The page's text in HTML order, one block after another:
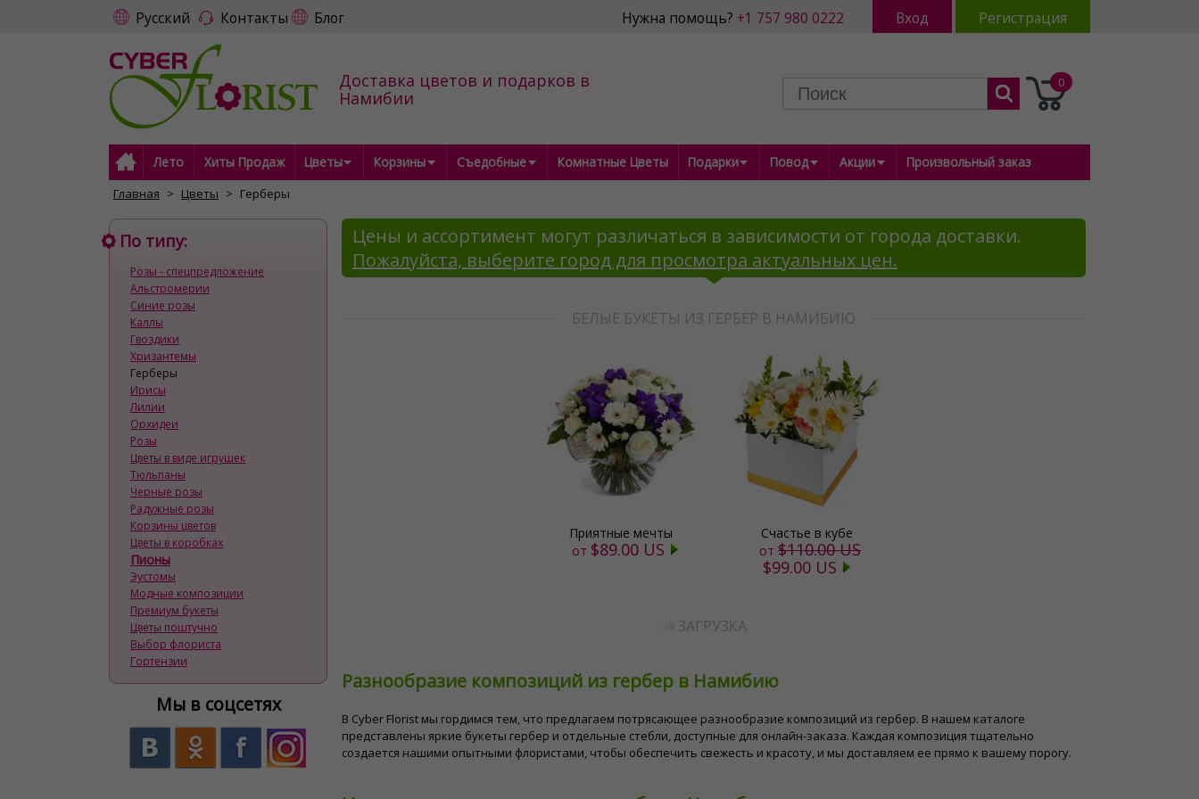
Русский Контакты Блог Нужна помощь? +1 757 980 0222 Вход Регистрация
Доставка цветов и подарков в
Намибии
0
Лето Хиты Продаж Цветы Корзины Съедобные Комнатные Цветы Подарки Повод Акции Произвольный заказ
Главная Цветы Герберы
По типу:
Розы - спецпредложение
Альстромерии
Синие розы
Каллы
Гвоздики
Хризантемы
Герберы
Ирисы
Лилии
Орхидеи
Розы
Цветы в виде игрушек
Тюльпаны
Черные розы
Радужные розы
Корзины цветов
Цветы в коробках
Пионы
Эустомы
Модные композиции
Премиум букеты
Цветы поштучно
Выбор флориста
Гортензии
Мы в соцсетях
Цены и ассортимент могут различаться в зависимости от города доставки.
Пожалуйста, выберите город для просмотра актуальных цен.
БЕЛЫЕ БУКЕТЫ ИЗ ГЕРБЕР В НАМИБИЮ
Приятные мечты
от $89.00 US
Счастье в кубе
от $110.00 US
$99.00 US
ЗАГРУЗКА
Разнообразие композиций из гербер в Намибию
В Cyber ​​Florist мы гордимся тем, что предлагаем потрясающее разнообразие композиций из гербер. В нашем каталоге
представлены яркие букеты гербер и отдельные стебли, доступные для онлайн-заказа. Каждая композиция тщательно
создается нашими опытными флористами, чтобы обеспечить свежесть и красоту, и мы доставляем ее прямо к вашему порогу.